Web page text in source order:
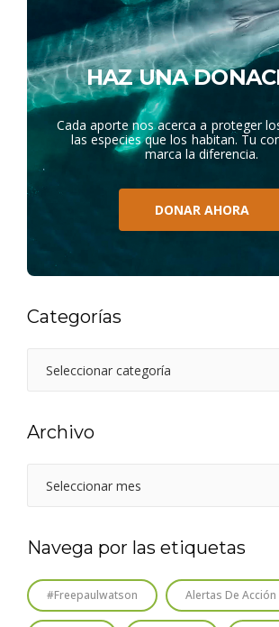
HAZ UNA
Cada aporte nos acerca a proteger
las especies que los habitan. Tu
marca la diferencia.
DONAR AHORA
Categorías
Archivo
Navega por las etiquetas
#freepaulwatson Alertas De Acción